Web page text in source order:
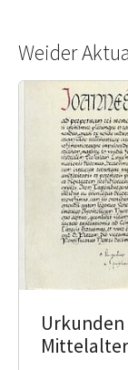
Weider
Urkunden